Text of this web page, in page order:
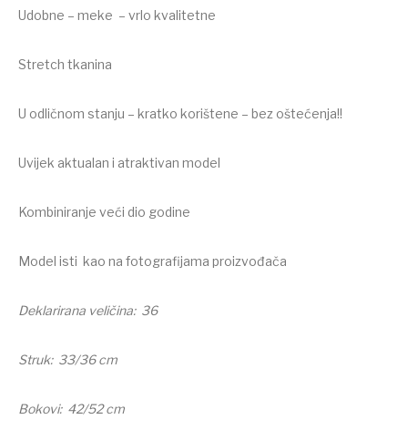
Udobne – meke – vrlo kvalitetne
Stretch tkanina
U odličnom stanju – kratko korištene – bez oštećenja!!
Uvijek aktualan i atraktivan model
Kombiniranje veći dio godine
Model isti kao na fotografijama proizvođača
Deklarirana veličina: 36
Struk: 33/36 cm
Bokovi: 42/52 cm